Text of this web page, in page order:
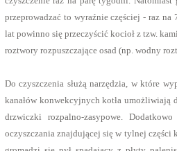
przeprowadzać to wyraźnie częściej - raz
lat powinno się przeczyścić kocioł z tzw.
roztwory rozpuszczające osad (np. wodny
Do czyszczenia służą narzędzia, w które
kanałów konwekcyjnych kotła umożliwiają
drzwiczki rozpalno-zasypowe.
oczyszczania znajdującej się w tylnej części